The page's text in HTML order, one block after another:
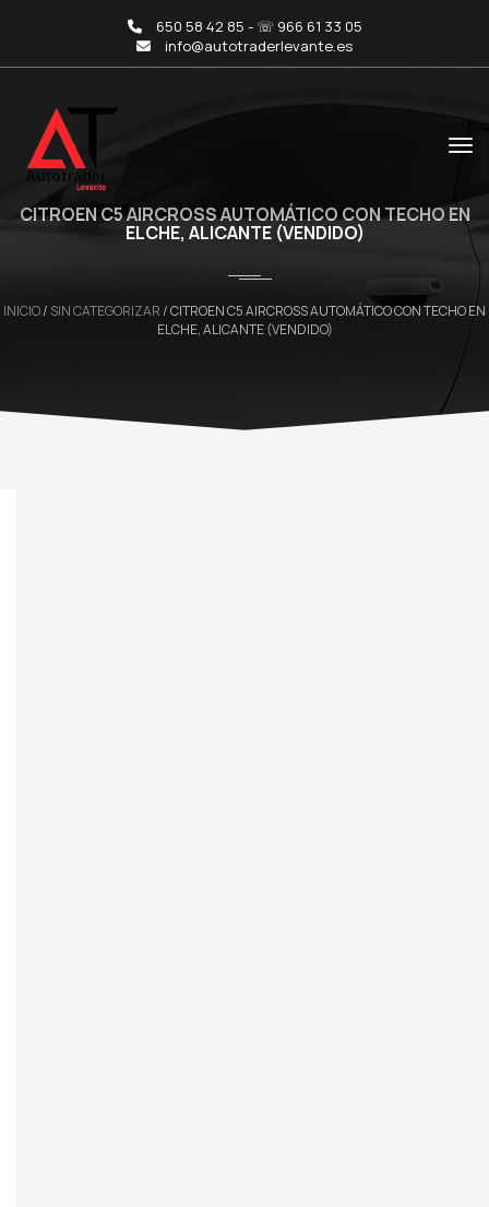
650 58 42 85 - ☏ 966 61 33 05
info@autotraderlevante.es
CITROEN C5 AIRCROSS AUTOMÁTICO CON TECHO EN
ELCHE, ALICANTE (VENDIDO)
INICIO/ SIN CATEGORIZAR/ CITROEN C5 AIRCROSS AUTOMÁTICO CON TECHO EN
ELCHE, ALICANTE (VENDIDO)